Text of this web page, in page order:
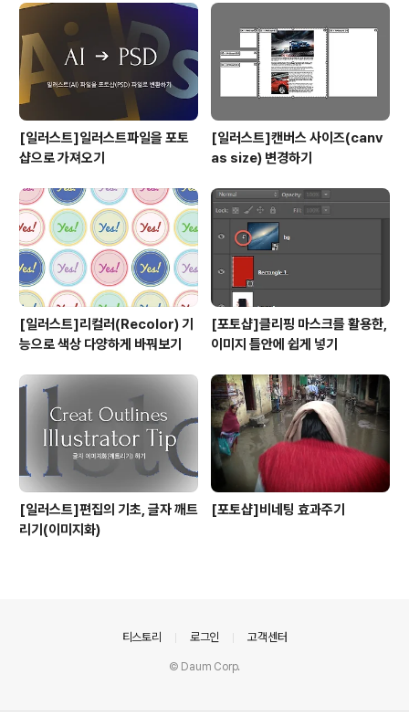
[일러스트]일러스트파일을 포토
샵으로 가져오기
[일러스트]캔버스 사이즈(canv
as size) 변경하기
[일러스트]리컬러(Recolor) 기
능으로 색상 다양하게 바꿔보기
[포토샵]클리핑 마스크를 활용한,
이미지 틀안에 쉽게 넣기
[일러스트]편집의 기초, 글자 깨트
리기(이미지화)
[포토샵]비네팅 효과주기
티스토리 로그인 고객센터
© Daum Corp.